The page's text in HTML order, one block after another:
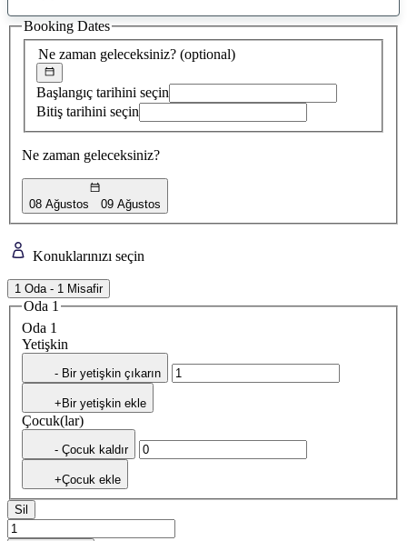
öneri
bulundu
Ne zaman geleceksiniz? (optional)
Başlangıç tarihini seçin
Bitiş tarihini seçin
Ne zaman geleceksiniz?
08 Ağustos 09 Ağustos
Booking Dates
Konuklarınızı seçin
1 Oda - 1 Misafir
Oda 1
Oda 1
Yetişkin
- Bir yetişkin çıkarın
+Bir yetişkin ekle
Çocuk(lar)
- Çocuk kaldır
+Çocuk ekle
Sil